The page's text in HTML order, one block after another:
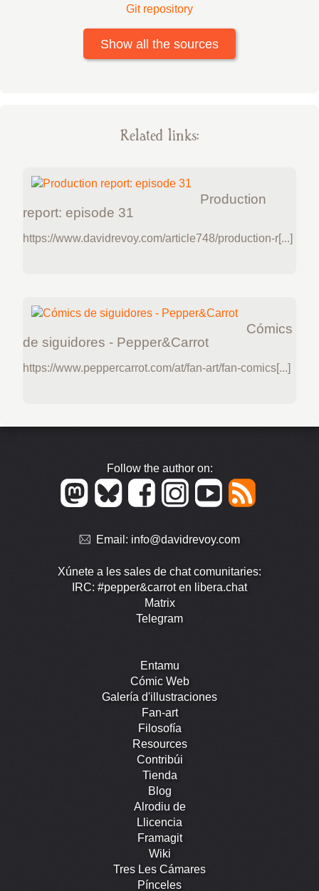
Git repository
Show all the sources
Related links:
Production
report: episode 31
https://www.davidrevoy.com/article748/production-r[...]
Cómics
de siguidores - Pepper&Carrot
https://www.peppercarrot.com/at/fan-art/fan-comics[...]
Follow the author on:
Email: info@davidrevoy.com
Xúnete a les sales de chat comunitaries:
IRC: #pepper&carrot en libera.chat
Matrix
Telegram
Entamu
Cómic Web
Galería d'illustraciones
Fan-art
Filosofía
Resources
Contribúi
Tienda
Blog
Alrodiu de
Llicencia
Framagit
Wiki
Tres Les Cámares
Pínceles